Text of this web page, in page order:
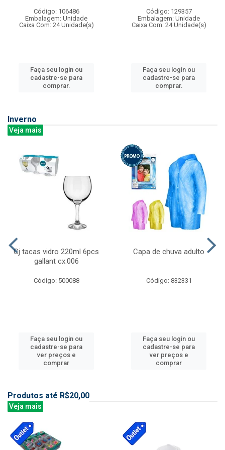
Código: 106486
Embalagem: Unidade
Caixa Com: 24 Unidade(s)
Faça seu login ou
cadastre-se para
comprar.
Código: 129357
Embalagem: Unidade
Caixa Com: 24 Unidade(s)
Faça seu login ou
cadastre-se para
comprar.
Inverno
Veja mais
Cj tacas vidro 220ml 6pcs
gallant cx:006
Código: 500088
Faça seu login ou
cadastre-se para
ver preços e
comprar
Capa de chuva adulto
Código: 832331
Faça seu login ou
cadastre-se para
ver preços e
comprar
Produtos até R$20,00
Veja mais